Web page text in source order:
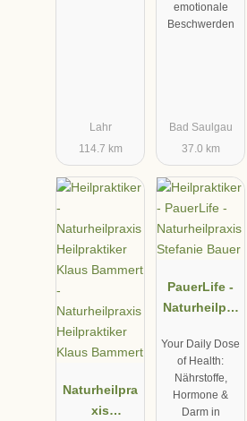
Lahr
114.7 km
emotionale
Beschwerden
Bad Saulgau
37.0 km
Naturheilpra
xis
PauerLife -
Naturheilpra
Bauer
Your Daily Dose
of Health:
Nährstoffe,
Hormone &
Darm in